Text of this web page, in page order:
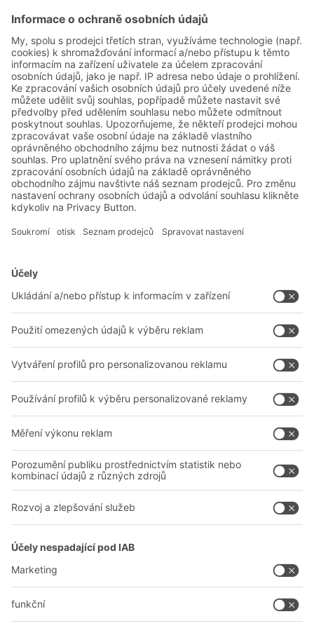
17.02.2024 PŘÍPADOVÉ STUDIE
Merck zdvojnásobuje počet skladovacích
míst na stejné ploše s BITO spádovým
systémem pro kusové zboží
Řešení BITO
Řešení pro intralogistiku
Boxy & přepravky
Regály a regálové systémy
Naše služby
Kontaktní formulář
Společnost
Naše celosvětová síť
Naše závody
Sledujte nás
YOUR LIFE.
+420 733 643 229